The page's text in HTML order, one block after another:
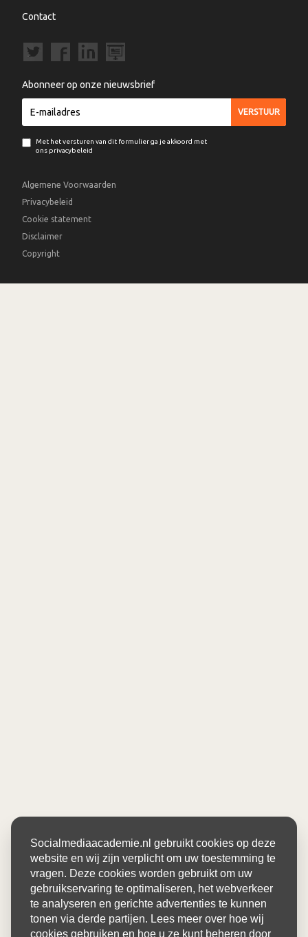
Contact
Abonneer op onze nieuwsbrief
Met het versturen van dit formulier ga je akkoord met
ons privacybeleid
Algemene Voorwaarden
Privacybeleid
Cookie statement
Disclaimer
Copyright
Socialmediaacademie.nl gebruikt cookies op deze
website en wij zijn verplicht om uw toestemming te
vragen. Deze cookies worden gebruikt om uw
gebruikservaring te optimaliseren, het webverkeer
te analyseren en gerichte advertenties te kunnen
tonen via derde partijen. Lees meer over hoe wij
cookies gebruiken en hoe u ze kunt beheren door